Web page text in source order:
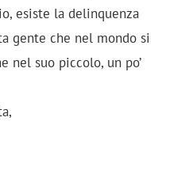
esiste la delinquenza
gente che nel mondo si
nel suo piccolo, un po’